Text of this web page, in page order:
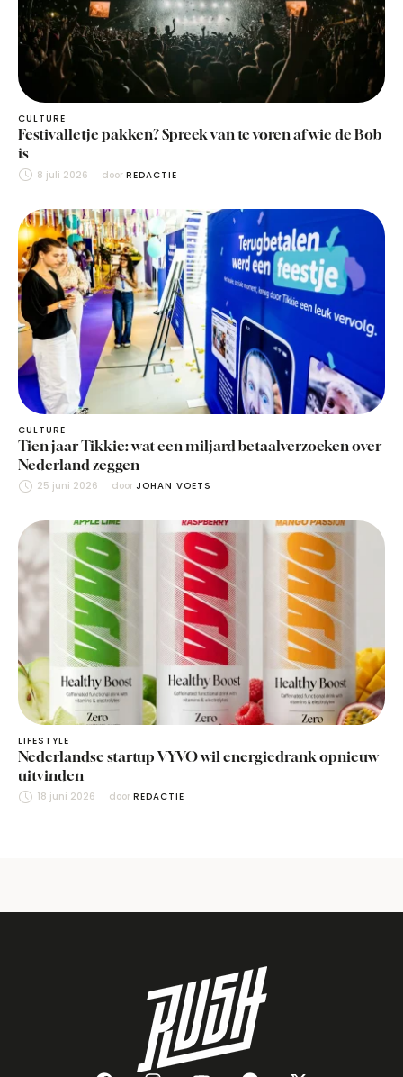
CULTURE
Festivalletje pakken? Spreek van te voren af wie de Bob
is
8 juli 2026 door REDACTIE
CULTURE
Tien jaar Tikkie: wat een miljard betaalverzoeken over
Nederland zeggen
25 juni 2026 door JOHAN VOETS
LIFESTYLE
Nederlandse startup VYVO wil energiedrank opnieuw
uitvinden
18 juni 2026 door REDACTIE